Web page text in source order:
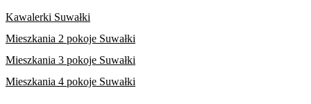
Kawalerki Suwałki
Mieszkania 2 pokoje Suwałki
Mieszkania 3 pokoje Suwałki
Mieszkania 4 pokoje Suwałki